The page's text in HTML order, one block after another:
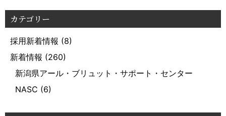
カテゴリー
採用新着情報 (8)
新着情報 (260)
新潟県アール・ブリュット・サポート・センター
NASC (6)